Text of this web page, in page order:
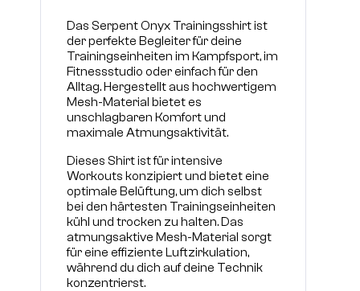
Das Serpent Onyx Trainingsshirt ist
der perfekte Begleiter für deine
Trainingseinheiten im Kampfsport, im
Fitnessstudio oder einfach für den
Alltag. Hergestellt aus hochwertigem
Mesh-Material bietet es
unschlagbaren Komfort und
maximale Atmungsaktivität.
Dieses Shirt ist für intensive
Workouts konzipiert und bietet eine
optimale Belüftung, um dich selbst
bei den härtesten Trainingseinheiten
kühl und trocken zu halten. Das
atmungsaktive Mesh-Material sorgt
für eine effiziente Luftzirkulation,
während du dich auf deine Technik
konzentrierst.